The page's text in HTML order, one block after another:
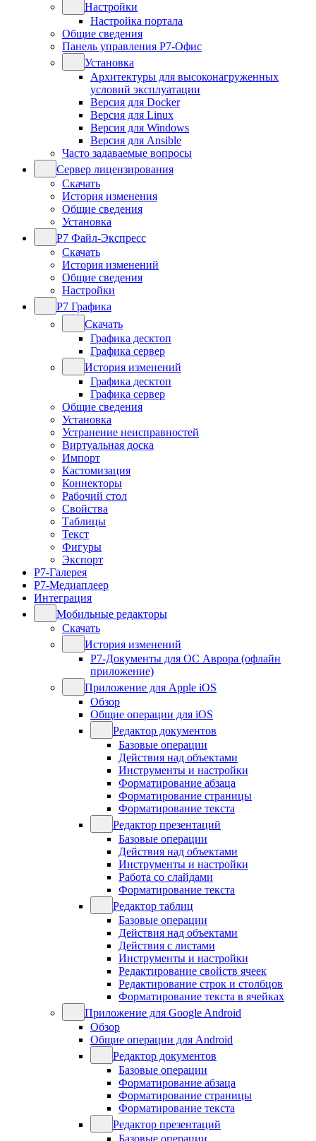
Настройки
Настройка портала
Общие сведения
Панель управления Р7-Офис
Установка
Архитектуры для высоконагруженных
условий эксплуатации
Версия для Docker
Версия для Linux
Версия для Windows
Версия для Ansible
Часто задаваемые вопросы
Сервер лицензирования
Скачать
История изменения
Общие сведения
Установка
Р7 Файл-Экспресс
Скачать
История изменений
Общие сведения
Настройки
Р7 Графика
Скачать
Графика десктоп
Графика сервер
История изменений
Графика десктоп
Графика сервер
Общие сведения
Установка
Устранение неисправностей
Виртуальная доска
Импорт
Кастомизация
Коннекторы
Рабочий стол
Свойства
Таблицы
Текст
Фигуры
Экспорт
Р7-Галерея
Р7-Медиаплеер
Интеграция
Мобильные редакторы
Скачать
История изменений
Р7-Документы для ОС Аврора (офлайн
приложение)
Приложение для Apple iOS
Обзор
Общие операции для iOS
Редактор документов
Базовые операции
Действия над объектами
Инструменты и настройки
Форматирование абзаца
Форматирование страницы
Форматирование текста
Редактор презентаций
Базовые операции
Действия над объектами
Инструменты и настройки
Работа со слайдами
Форматирование текста
Редактор таблиц
Базовые операции
Действия над объектами
Действия с листами
Инструменты и настройки
Редактирование свойств ячеек
Редактирование строк и столбцов
Форматирование текста в ячейках
Приложение для Google Android
Обзор
Общие операции для Android
Редактор документов
Базовые операции
Форматирование абзаца
Форматирование страницы
Форматирование текста
Редактор презентаций
Базовые операции